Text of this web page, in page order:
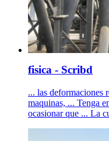
fisica - Scribd
... las deformaciones
maquinas, ... Tenga
ocasionar que ... La